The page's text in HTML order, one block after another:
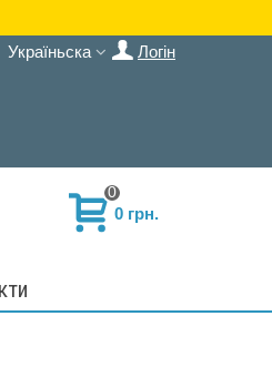
Логін
Україньска
0
0 грн.